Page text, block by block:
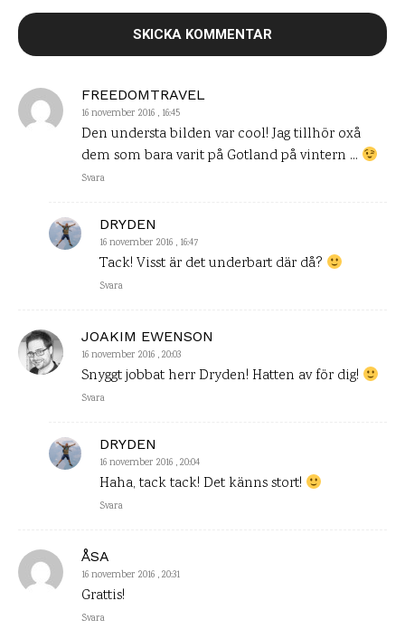
FREEDOMTRAVEL
16 november 2016 , 16:45
Den understa bilden var cool! Jag tillhör oxå
dem som bara varit på Gotland på vintern …
Svara
DRYDEN
16 november 2016 , 16:47
Tack! Visst är det underbart där då?
Svara
JOAKIM EWENSON
16 november 2016 , 20:03
Snyggt jobbat herr Dryden! Hatten av för dig!
Svara
DRYDEN
16 november 2016 , 20:04
Haha, tack tack! Det känns stort!
Svara
ÅSA
16 november 2016 , 20:31
Grattis!
Svara